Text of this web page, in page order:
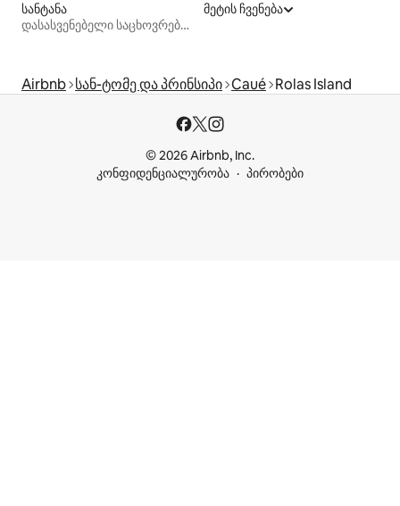
სანტანა
დასასვენებელი საცხოვრებლები
მეტის ჩვენება
Airbnb სან-ტომე და პრინსიპი Caué Rolas Island
© 2026 Airbnb, Inc.
კონფიდენციალურობა
პირობები